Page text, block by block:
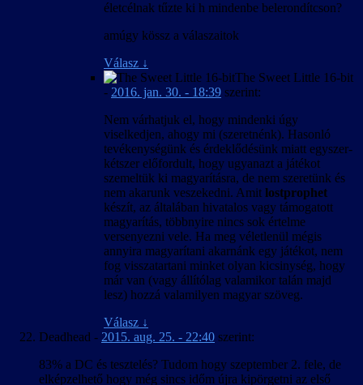
életcélnak tűzte ki h mindenbe belerondítcson?
amúgy kössz a válaszaitok
Válasz ↓
The Sweet Little 16-bit
- 2016. jan. 30. - 18:39 szerint:
Nem várhatjuk el, hogy mindenki úgy
viselkedjen, ahogy mi (szeretnénk). Hasonló
tevékenységünk és érdeklődésünk miatt egyszer-
kétszer előfordult, hogy ugyanazt a játékot
szemeltük ki magyarításra, de nem szeretünk és
nem akarunk veszekedni. Amit lostprophet
készít, az általában hivatalos vagy támogatott
magyarítás, többnyire nincs sok értelme
versenyezni vele. Ha meg véletlenül mégis
annyira magyarítani akarnánk egy játékot, nem
fog visszatartani minket olyan kicsinység, hogy
már van (vagy állítólag valamikor talán majd
lesz) hozzá valamilyen magyar szöveg.
Válasz ↓
Deadhead - 2015. aug. 25. - 22:40 szerint:
83% a DC és tesztelés? Tudom hogy szeptember 2. fele, de
elképzelhető hogy még sincs időm újra kipörgetni az első